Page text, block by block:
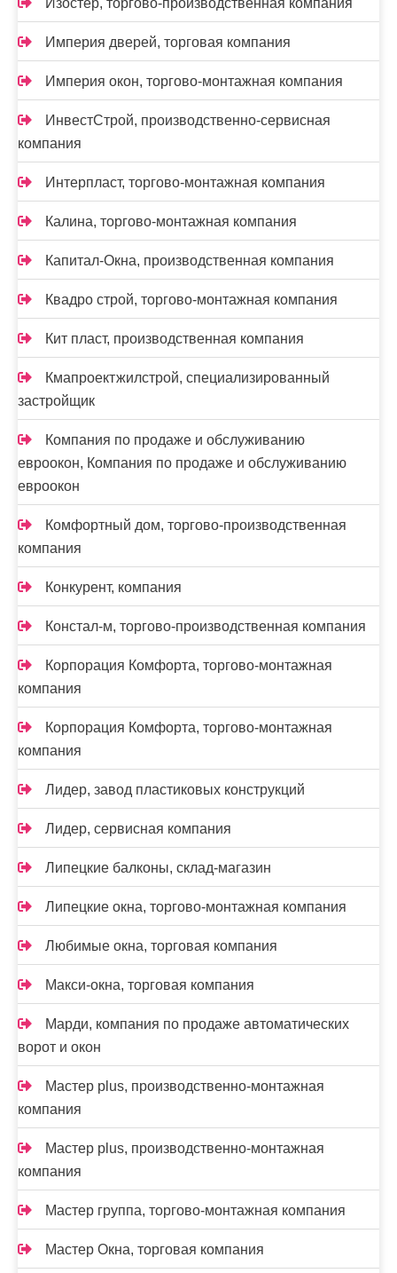
Изостер, торгово-производственная компания
Империя дверей, торговая компания
Империя окон, торгово-монтажная компания
ИнвестСтрой, производственно-сервисная
компания
Интерпласт, торгово-монтажная компания
Калина, торгово-монтажная компания
Капитал-Окна, производственная компания
Квадро строй, торгово-монтажная компания
Кит пласт, производственная компания
Кмапроектжилстрой, специализированный
застройщик
Компания по продаже и обслуживанию
евроокон, Компания по продаже и обслуживанию
евроокон
Комфортный дом, торгово-производственная
компания
Конкурент, компания
Констал-м, торгово-производственная компания
Корпорация Комфорта, торгово-монтажная
компания
Корпорация Комфорта, торгово-монтажная
компания
Лидер, завод пластиковых конструкций
Лидер, сервисная компания
Липецкие балконы, склад-магазин
Липецкие окна, торгово-монтажная компания
Любимые окна, торговая компания
Макси-окна, торговая компания
Марди, компания по продаже автоматических
ворот и окон
Мастер plus, производственно-монтажная
компания
Мастер plus, производственно-монтажная
компания
Мастер группа, торгово-монтажная компания
Мастер Окна, торговая компания